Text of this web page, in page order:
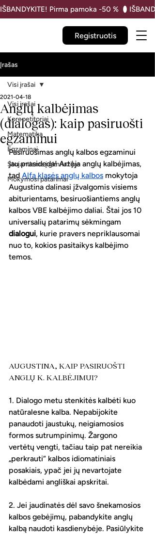
Registruotis
IŠBANDYKITE! Pirma pamoka -50 %
Įrašas
Visi įrašai
Korepetitoriai
Matematika
Egzaminai
Stojantiems į gimnazijas
Mokymosi patarimai
Visi įrašai
Anglų kalbėjimas
(dialogas): kaip pasiruošti
egzaminui
2021-04-18
Pasiruošimas anglų kalbos egzaminui
jau prasideda! Artėja anglų kalbėjimas,
tad Alfa klasės anglų kalbos mokytoja
Augustina dalinasi įžvalgomis visiems
abiturientams, besiruošiantiems anglų
kalbos VBE kalbėjimo daliai. Štai jos 10
universalių patarimų sėkmingam
dialogui, kurie pravers nepriklausomai
nuo to, kokios pasitaikys kalbėjimo
temos.
AUGUSTINA, KAIP PASIRUOŠTI
ANGLŲ K. KALBĖJIMUI?
1. Dialogo metu stenkitės kalbėti kuo
natūralesne kalba. Nepabijokite
panaudoti jaustukų, neigiamosios
formos sutrumpinimų. Žargono
vertėtų vengti, tačiau taip pat nereikia
„perkrauti“ kalbos idiomatiniais
posakiais, ypač jei jų nevartojate
kalbėdami angliškai apskritai.
2. Jei jaudinatės dėl savo šnekamosios
kalbos gebėjimų, pabandykite anglų
kalbą naudoti kasdienybėje. Pasiūlykite